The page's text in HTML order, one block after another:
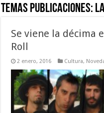
Temas Publicaciones:
Se viene la décima
Roll
2 enero, 2016 Cultura,